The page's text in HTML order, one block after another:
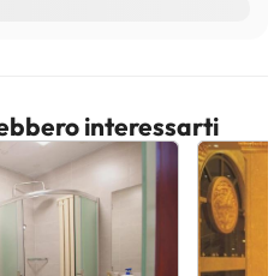
interessarti